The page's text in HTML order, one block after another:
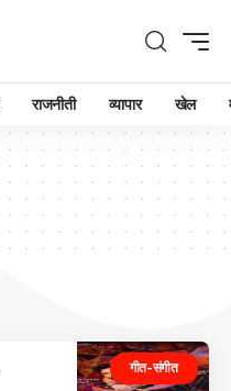
राजनीती व्यापार खेल
गीत-संगीत